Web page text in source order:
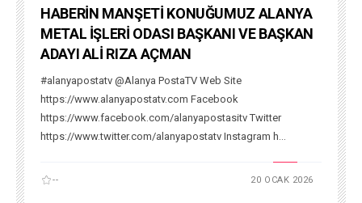
HABERİN MANŞETİ KONUĞUMUZ ALANYA
METAL İŞLERİ ODASI BAŞKANI VE BAŞKAN
ADAYI ALİ RIZA AÇMAN
#alanyapostatv @Alanya PostaTV Web Site
https://www.alanyapostatv.com Facebook
https://www.facebook.com/alanyapostasitv Twitter
https://www.twitter.com/alanyapostatv Instagram h...
-- 20 OCAK 2026